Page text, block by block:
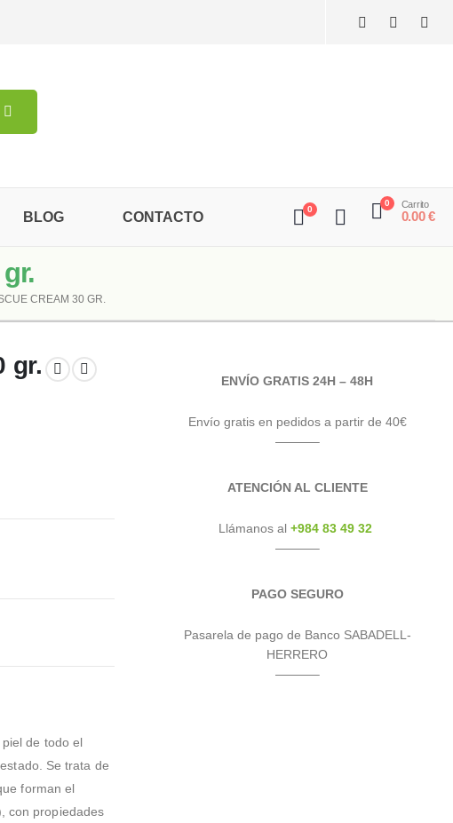
BLOG CONTACTO
0
0 Carrito
0.00€
CREAM 30 GR.
gr.
de todo el
Se trata de
forman el
con propiedades
ENVÍO GRATIS 24H – 48H
Envío gratis en pedidos a partir de 40€
———–
ATENCIÓN AL CLIENTE
Llámanos al +984 83 49 32
———–
PAGO SEGURO
Pasarela de pago de Banco SABADELL-
HERRERO
———–